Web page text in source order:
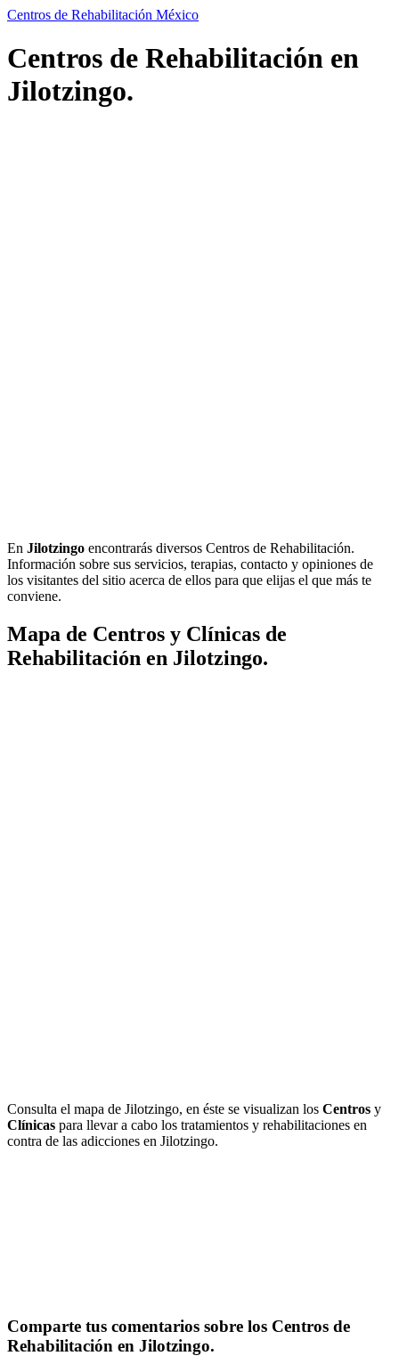
Centros de Rehabilitación México
Centros de Rehabilitación en
Jilotzingo.
En Jilotzingo encontrarás diversos Centros de Rehabilitación.
Información sobre sus servicios, terapias, contacto y opiniones de
los visitantes del sitio acerca de ellos para que elijas el que más te
conviene.
Mapa de Centros y Clínicas de
Rehabilitación en Jilotzingo.
Consulta el mapa de Jilotzingo, en éste se visualizan los Centros y
Clínicas para llevar a cabo los tratamientos y rehabilitaciones en
contra de las adicciones en Jilotzingo.
Comparte tus comentarios sobre los Centros de
Rehabilitación en Jilotzingo.